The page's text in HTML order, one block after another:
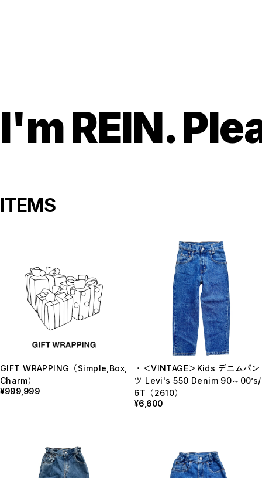
I'm REIN.
ITEMS
GIFT WRAPPING（Simple,Box,
Charm）
¥999,999
・＜VINTAGE＞Kids デニムパン
ツ Levi's 550 Denim 90～00’s/
6T（2610）
¥6,600